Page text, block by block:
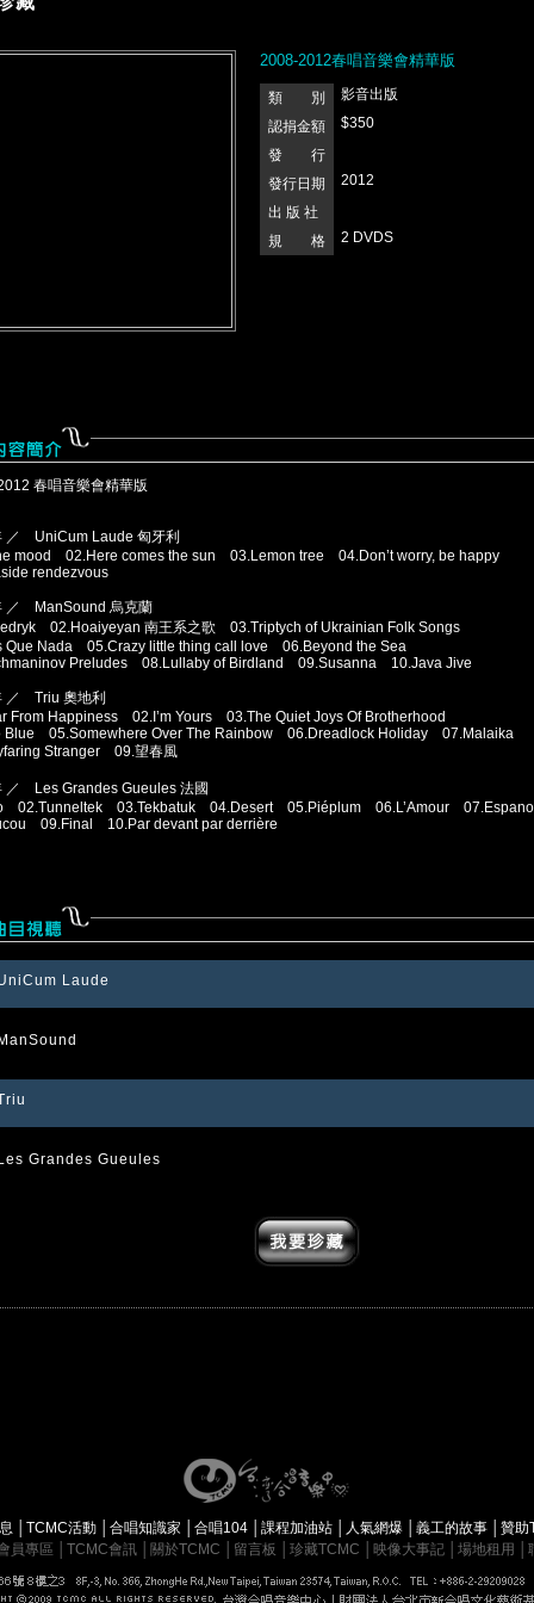
2008-2012春唱音樂會精華版
類 別
影音出版
認捐金額
$350
發 行
發行日期
2012
出 版 社
規 格
2 DVDS
春唱音樂會精華版
／ UniCum Laude 匈牙利
mood 02.Here comes the sun 03.Lemon tree 04.Don’t worry, be happy
rendezvous
／ ManSound 烏克蘭
02.Hoaiyeyan 南王系之歌 03.Triptych of Ukrainian Folk Songs
Que Nada 05.Crazy little thing call love 06.Beyond the Sea
Preludes 08.Lullaby of Birdland 09.Susanna 10.Java Jive
／ Triu 奧地利
From Happiness 02.I’m Yours 03.The Quiet Joys Of Brotherhood
Blue 05.Somewhere Over The Rainbow 06.Dreadlock Holiday 07.Malaika
Stranger 09.望春風
／ Les Grandes Gueules 法國
02.Tunneltek 03.Tekbatuk 04.Desert 05.Piéplum 06.L’Amour
09.Final 10.Par devant par derrière
Laude
Grandes Gueules
TCMC活動 合唱知識家 合唱104 課程加油站 人氣網爆 義工的故事
贊助
員專區
TCMC會訊 關於TCMC 留言板 珍藏TCMC 映像大事記 場地租用